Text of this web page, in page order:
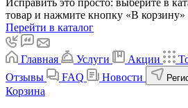
товар и нажмите кнопку «В корзину»
Перейти в каталог
Главная Услуги Акции
Отзывы
FAQ Новости
Корзина